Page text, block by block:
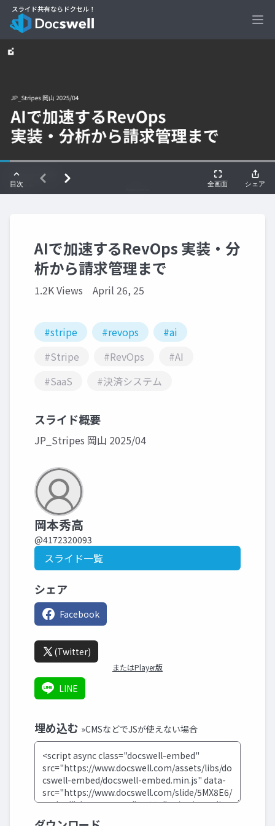
AIで加速するRevOps 実装・分
析から請求管理まで
1.2K Views April 26, 25
#stripe #revops
#ai
#Stripe
#RevOps
#AI
#SaaS
#決済システム
スライド概要
JP_Stripes 岡山 2025/04
岡本秀高
@4172320093
スライド一覧
シェア
Facebook
(Twitter)
またはPlayer版
LINE
埋め込む »CMSなどでJSが使えない場合